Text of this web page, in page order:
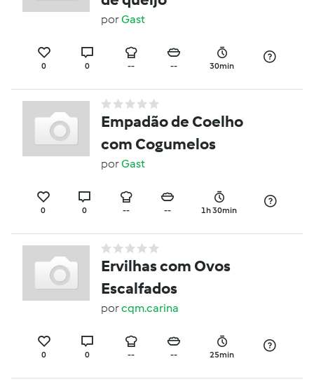
porGast
0 0 -- -- 30min
Empadão de Coelho
com Cogumelos
porGast
0 0 -- -- 1h 30min
Ervilhas com Ovos
Escalfados
porcqm.carina
0 0 -- -- 25min